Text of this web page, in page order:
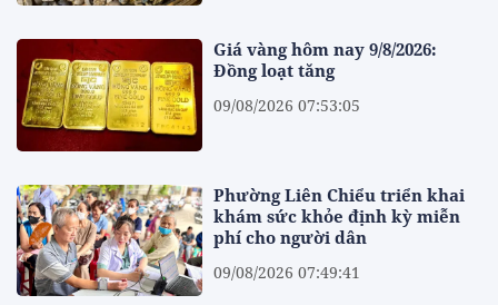
Giá vàng hôm nay 9/8/2026:
Đồng loạt tăng
09/08/2026 07:53:05
Phường Liên Chiểu triển khai
khám sức khỏe định kỳ miễn
phí cho người dân
09/08/2026 07:49:41